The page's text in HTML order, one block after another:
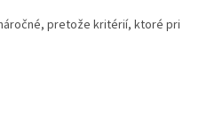
pretože kritérií, ktoré pri